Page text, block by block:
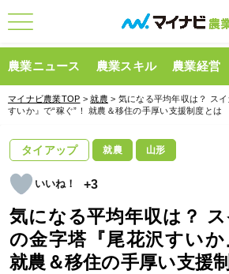
農業ニュース 農業スキル 農業経営
マイナビ農業TOP >就農 > 気になる平均年収は？ ス
すいか』で“稼ぐ”！ 就農＆移住の手厚い支援制度とは
タイアップ 就農 山形
+3
気になる平均年収は？
の金字塔『尾花沢すいか
就農＆移住の手厚い支援